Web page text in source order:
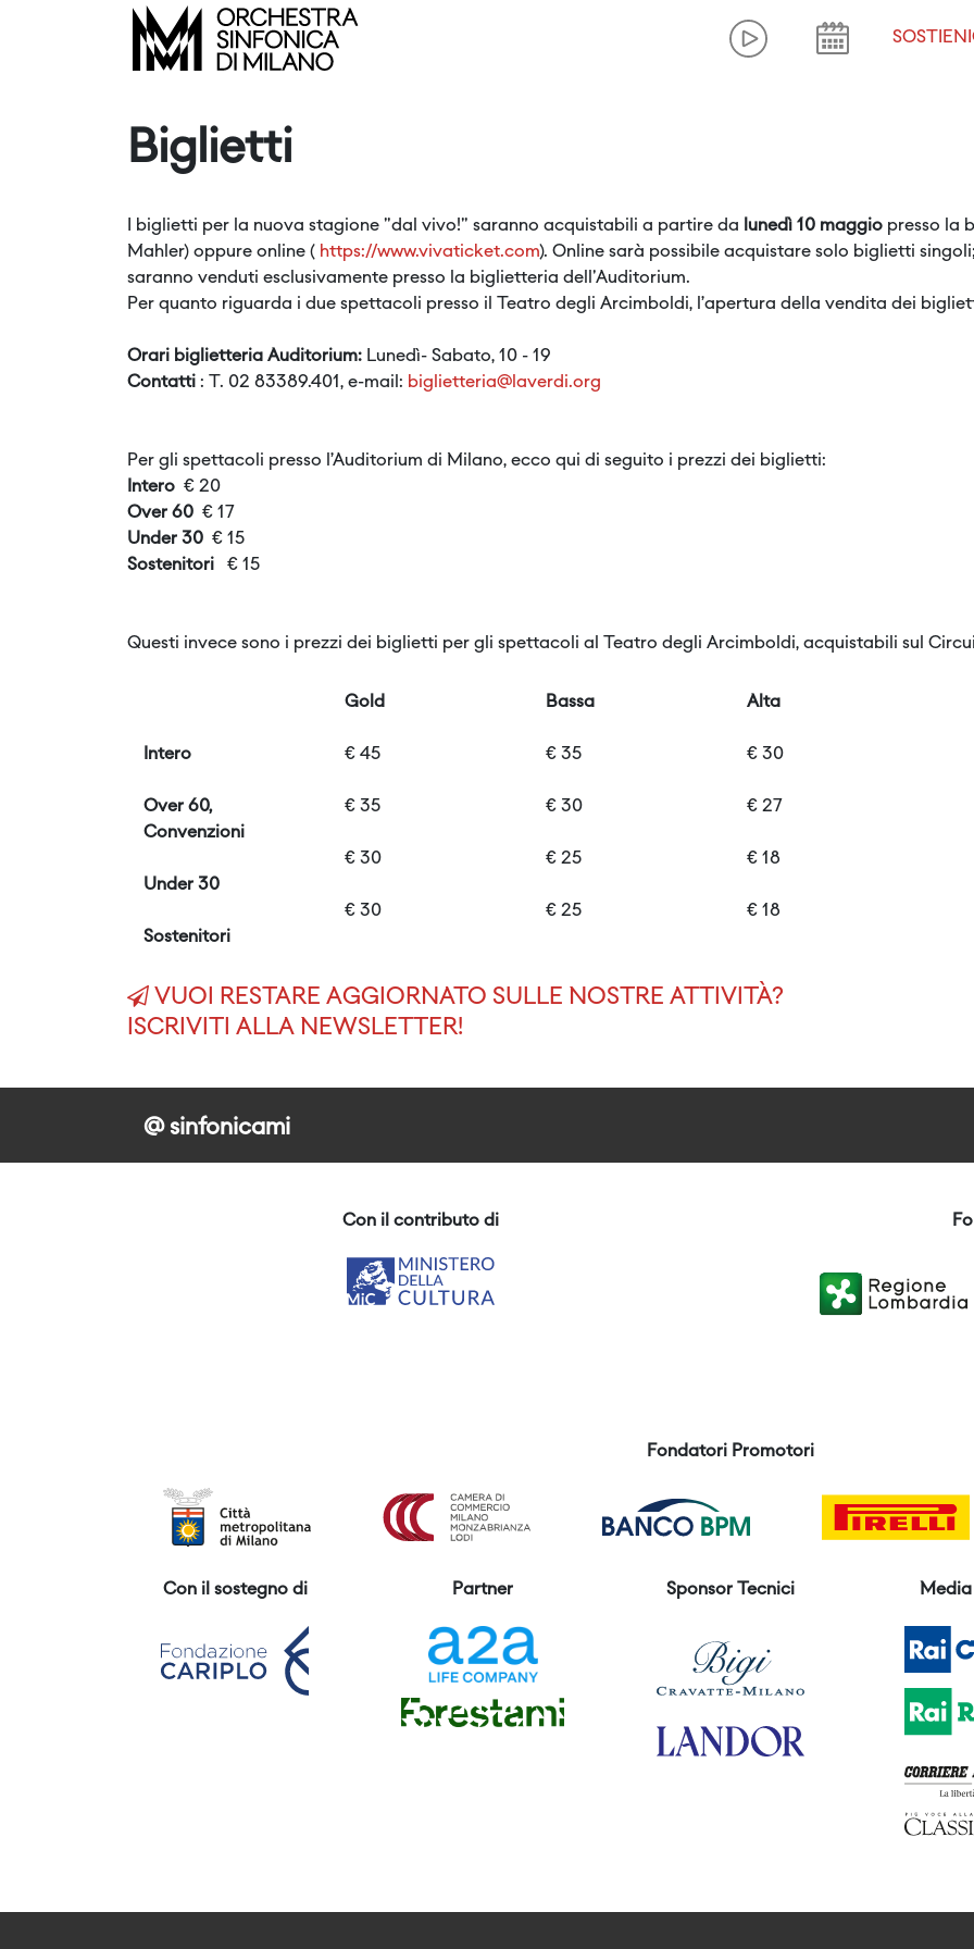
Biglietti
I biglietti per la nuova stagione "dal vivo!" saranno acquistabili a partire da lunedì 10 maggio presso la
Mahler) oppure online ( https://www.vivaticket.com). Online sarà possibile acquistare solo biglietti
saranno venduti esclusivamente presso la biglietteria dell'Auditorium.
Per quanto riguarda i due spettacoli presso il Teatro degli Arcimboldi, l’apertura della vendita dei
Orari biglietteria Auditorium: Lunedì- Sabato, 10 - 19
Contatti : T. 02 83389.401, e-mail: biglietteria@laverdi.org
Per gli spettacoli presso l’Auditorium di Milano, ecco qui di seguito i prezzi dei biglietti:
Intero € 20
Over 60 € 17
Under 30 € 15
Sostenitori € 15
Questi invece sono i prezzi dei biglietti per gli spettacoli al Teatro degli Arcimboldi, acquistabili sul
Intero
Over 60,
Convenzioni
Under 30
Sostenitori
Gold
€ 45
€ 35
€ 30
€ 30
Bassa
€ 35
€ 30
€ 25
€ 25
Alta
€ 30
€ 27
€ 18
€ 18
VUOI RESTARE AGGIORNATO SULLE NOSTRE ATTIVITÀ?
ISCRIVITI ALLA NEWSLETTER!
@ sinfonicami
Con il contributo di
Fondatori Promotori
Con il sostegno di Partner Sponsor Tecnici